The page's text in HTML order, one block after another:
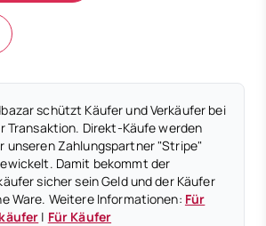
schützt Käufer und Verkäufer bei
Transaktion. Direkt-Käufe werden
unseren Zahlungspartner "Stripe"
Damit bekommt der
sicher sein Geld und der Käufer
Ware. Weitere Informationen: Für
| Für Käufer